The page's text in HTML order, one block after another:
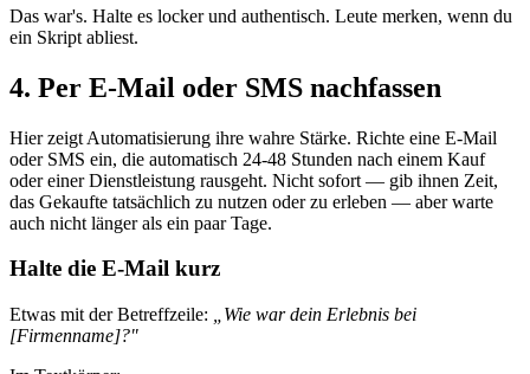
Das war's. Halte es locker und authentisch. Leute merken, wenn du
ein Skript abliest.
4. Per E-Mail oder SMS nachfassen
Hier zeigt Automatisierung ihre wahre Stärke. Richte eine E-Mail
oder SMS ein, die automatisch 24-48 Stunden nach einem Kauf
oder einer Dienstleistung rausgeht. Nicht sofort — gib ihnen Zeit,
das Gekaufte tatsächlich zu nutzen oder zu erleben — aber warte
auch nicht länger als ein paar Tage.
Halte die E-Mail kurz
Etwas mit der Betreffzeile:
„Wie war dein Erlebnis bei
[Firmenname]?"